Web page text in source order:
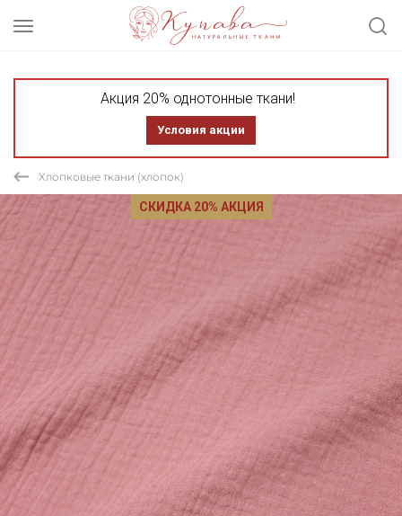
Акция 20% однотонные ткани!
Условия акции
Хлопковые ткани (хлопок)
СКИДКА 20% АКЦИЯ